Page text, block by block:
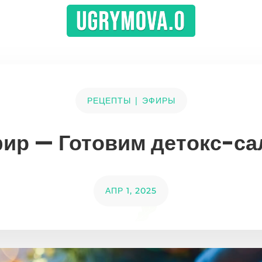
РЕЦЕПТЫ | ЭФИРЫ
— Готовим детокс-
АПР 1, 2025